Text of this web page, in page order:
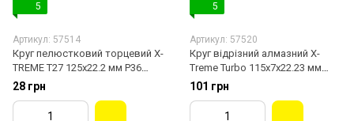
5
Артикул: 57514
Круг пелюстковий торцевий X-
TREME Т27 125х22.2 мм P36
(54663)
28 грн
5
Артикул: 57520
Круг відрізний алмазний X-
Treme Turbo 115х7х22.23 мм
(29484)
101 грн